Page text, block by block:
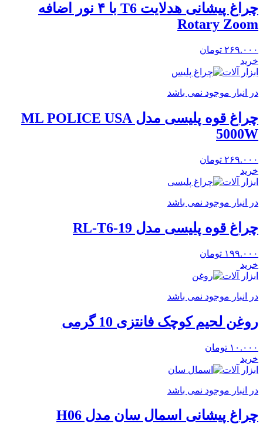
چراغ پیشانی هدلایت T6 با ۴ نور اضافه
Rotary Zoom
۲۶۹.۰۰۰ تومان
خرید
ابزار آلات
در انبار موجود نمی باشد
چراغ قوه پلیسی مدل ML POLICE USA
5000W
۲۶۹.۰۰۰ تومان
خرید
ابزار آلات
در انبار موجود نمی باشد
چراغ قوه پلیسی مدل RL-T6-19
۱۹۹.۰۰۰ تومان
خرید
ابزار آلات
در انبار موجود نمی باشد
روغن لحیم کوچک فانتزی 10 گرمی
۱۰.۰۰۰ تومان
خرید
ابزار آلات
در انبار موجود نمی باشد
چراغ پیشانی اسمال سان مدل H06